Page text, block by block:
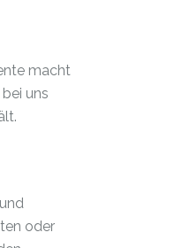
macht
uns
oder